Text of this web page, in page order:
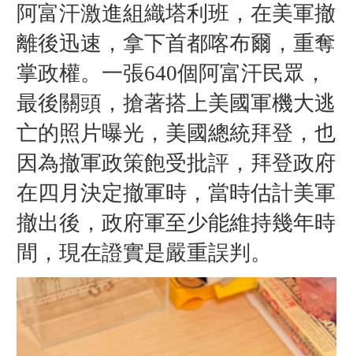
阿富汗激進組織塔利班，在美軍撤
離後迅速，拿下首都喀布爾，重奪
掌政權。一張640個阿富汗民眾，
最後關頭，搶著搭上美國軍機大逃
亡的照片曝光，美國總統拜登，也
因為撤軍政策飽受批評，拜登政府
在四月決定撤軍時，當時估計美軍
撤出後，政府軍至少能維持幾年時
間，現在證實是嚴重誤判。